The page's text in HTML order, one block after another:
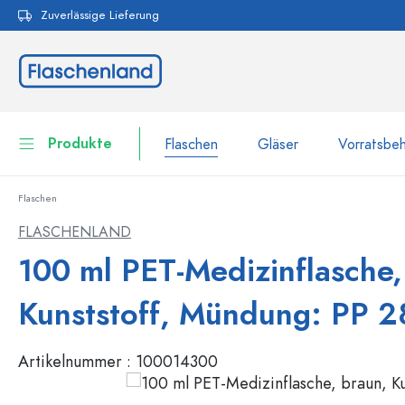
Zur Hauptnavigation springen
Zuverlässige Lieferung
Produkte Flaschen Gläser
Gläser
Kosmetikbehälter
Flaschen nach Marke
WECK-Flaschen
100 ml Flaschen
Flaschen
FLASCHENLAND
100 ml PET-
Kunststoff, Mündung: PP
Artikelnummer : 100014300